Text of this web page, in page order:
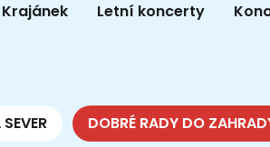
Krajánek Letní koncerty
DOBRÉ RADY DO